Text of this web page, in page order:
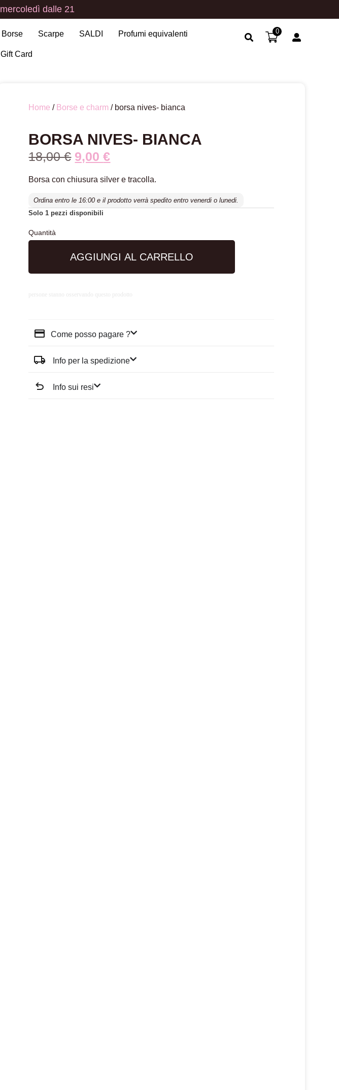
mercoledì dalle 21
Borse Scarpe SALDI Profumi equivalenti
Gift Card
0
Home / Borse e charm / borsa nives- bianca
BORSA NIVES- BIANCA
18,00€ 9,00€
Borsa con chiusura silver e tracolla.
Ordina entro le 16:00 e il prodotto verrà spedito entro venerdi o lunedi.
Solo 1 pezzi disponibili
AGGIUNGI AL CARRELLO
Come posso pagare ?
Info per la spedizione
Info sui resi